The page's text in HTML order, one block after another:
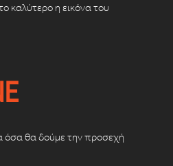
καλύτερο η εικόνα του
θα δούμε την προσεχή